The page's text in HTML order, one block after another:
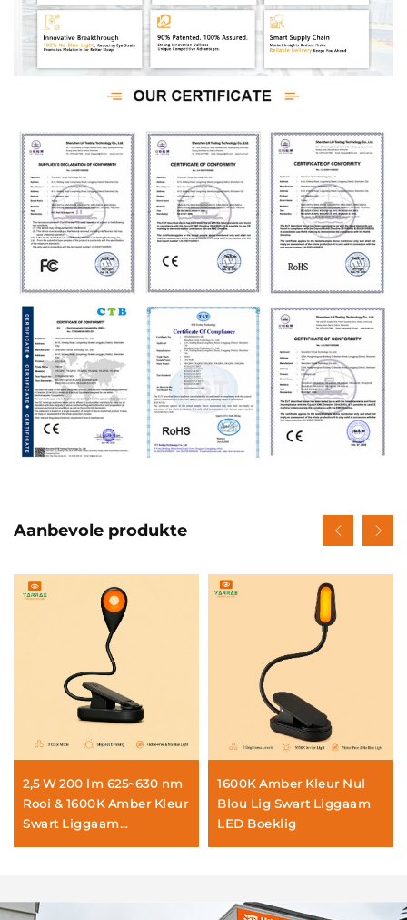
Aanbevole produkte
2,5 W 200 lm 625~630 nm
Rooi & 1600K Amber Kleur
Swart Liggaam
Draagbare Clip-op LED
1600K Amber Kleur Nul
Blou Lig Swart Liggaam
LED Boeklig